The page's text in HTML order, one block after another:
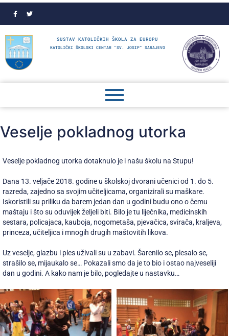
SUSTAV KATOLIČKIH ŠKOLA ZA EUROPU
KATOLIČKI ŠKOLSKI CENTAR "SV. JOSIP" SARAJEVO
Veselje pokladnog utorka
Veselje pokladnog utorka dotaknulo je i našu školu na Stupu!
Dana 13. veljače 2018. godine u školskoj dvorani učenici od 1. do 5.
razreda, zajedno sa svojim učiteljicama, organizirali su maškare.
Iskoristili su priliku da barem jedan dan u godini budu ono o čemu
maštaju i što su oduvijek željeli biti. Bilo je tu liječnika, medicinskih
sestara, policajaca, kauboja, nogometaša, pjevačica, svirača, kraljeva,
princeza, učiteljica i mnogih drugih maštovitih likova.
Uz veselje, glazbu i ples uživali su u zabavi. Šarenilo se, plesalo se,
strašilo se, mijaukalo se… Pokazali smo da je to bio i ostao najveseliji
dan u godini. A kako nam je bilo, pogledajte u nastavku…